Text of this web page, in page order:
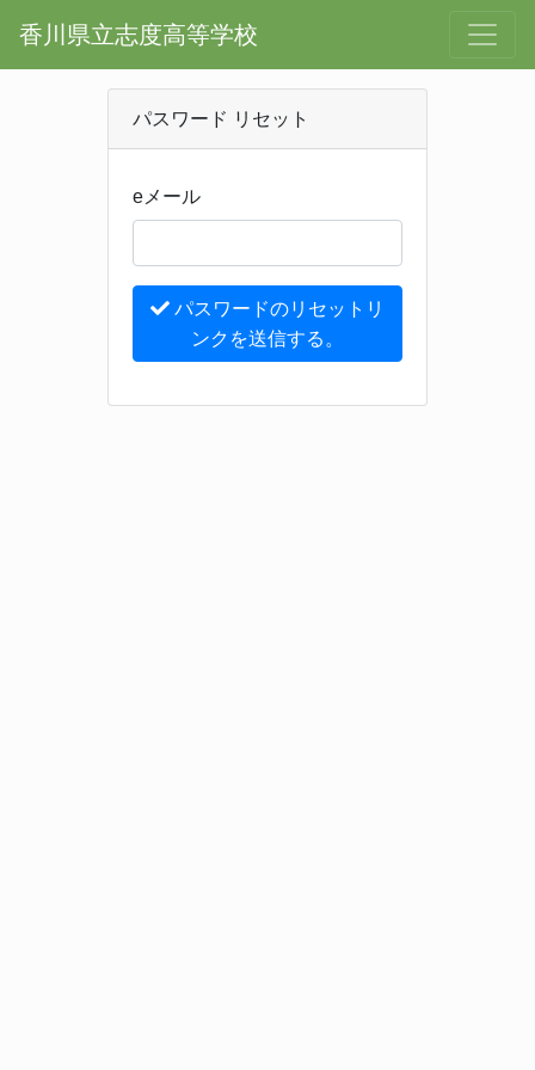
香川県立志度高等学校
パスワード リセット
eメール
パスワードのリセットリ
ンクを送信する。